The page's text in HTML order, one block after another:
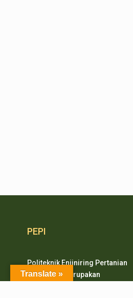
PEPI
Politeknik Enjiniring Pertanian
Indonesia merupakan
Translate »